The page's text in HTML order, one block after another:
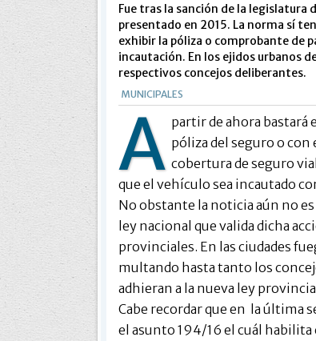
Fue tras la sanción de la legislatura
presentado en 2015. La norma sí
exhibir la póliza o comprobante de
incautación. En los ejidos urbanos
respectivos concejos deliberantes.
MUNICIPALES
A partir de ahora
póliza del seguro o con
cobertura de seguro
que el vehículo sea incautado
No obstante la noticia aún no
ley nacional que valida dicha
provinciales. En las ciudades
multando hasta tanto los
adhieran a la nueva ley
Cabe recordar que en la última
el asunto 194/16 el cuál